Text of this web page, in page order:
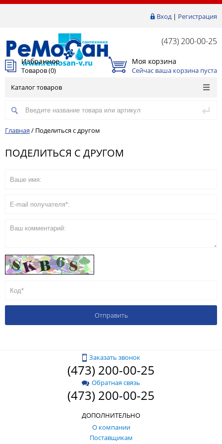
Вход| Регистрация
(473) 200-00-25
Избранное
Товаров (0)
Моя корзина
Сейчас ваша корзина пуста
Каталог товаров
Главная / Поделиться с другом
ПОДЕЛИТЬСЯ С ДРУГОМ
Заказать звонок
(473) 200-00-25
Обратная связь
(473) 200-00-25
ДОПОЛНИТЕЛЬНО
О компании
Поставщикам